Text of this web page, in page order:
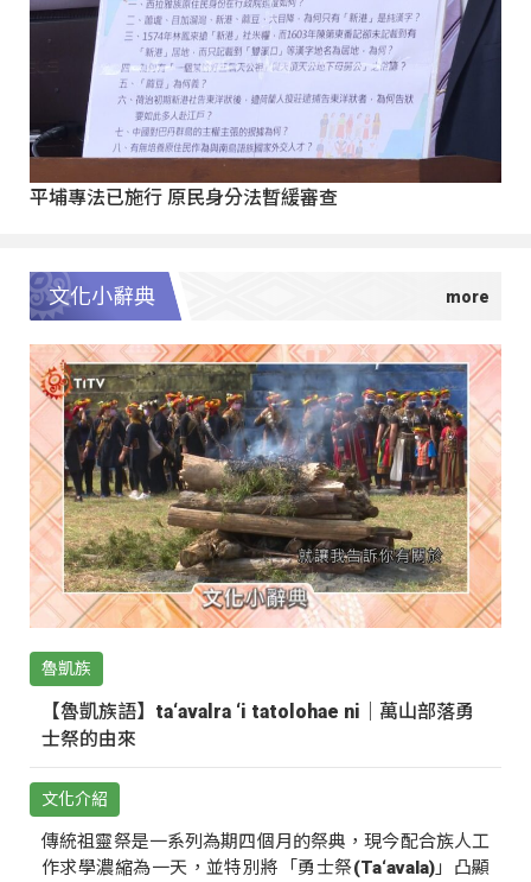
平埔專法已施行 原民身分法暫緩審查
文化小辭典
魯凱族
【魯凱族語】ta‘avalra ‘i tatolohae ni｜萬山部落勇
士祭的由來
文化介紹
傳統祖靈祭是一系列為期四個月的祭典，現今配合族人工
作求學濃縮為一天，並特別將「勇士祭(Ta‘avala)」凸顯